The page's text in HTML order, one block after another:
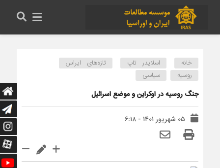
خانه اسلایدر تاپ
تازه‌های ایراس
روسیه
سیاسی
جنگ روسیه در اوکراین و موضع اسرائیل
۰۵ شهریور ۱۴۰۱ - ۶:۱۸